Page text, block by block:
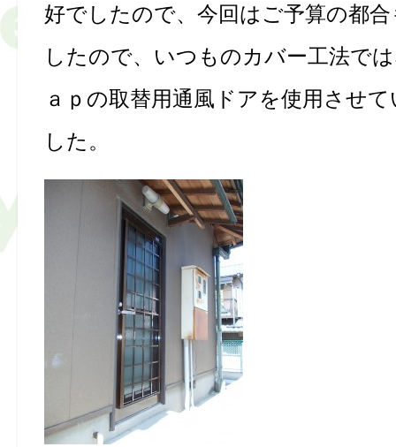
好でしたので、今回はご予算の都
したので、いつものカバー工法で
ａｐの取替用通風ドアを使用させ
した。